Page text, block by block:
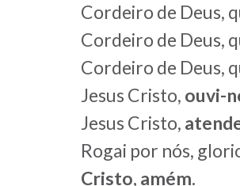
Cordeiro de Deus,
Cordeiro de Deus,
Cordeiro de Deus,
Jesus Cristo, ouvi-
Jesus Cristo,
Rogai por nós,
Cristo, amém.